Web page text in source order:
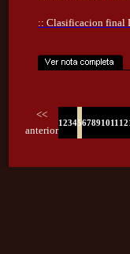
:: Clasificacion final
<<
anterior
1234567891011 12